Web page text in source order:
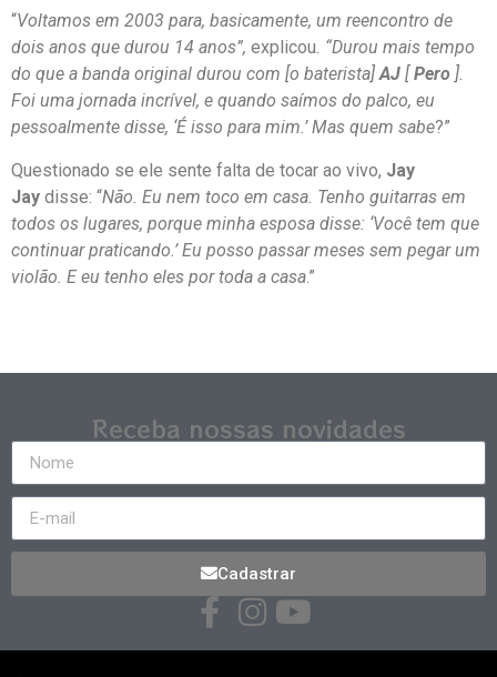
“Voltamos em 2003 para, basicamente, um reencontro de
dois anos que durou 14 anos”, explicou. “Durou mais tempo
do que a banda original durou com [o baterista]AJ [ Pero ].
Foi uma jornada incrível, e quando saímos do palco, eu
pessoalmente disse, ‘É isso para mim.’ Mas quem sabe?”
Questionado se ele sente falta de tocar ao vivo, Jay
Jay disse: “Não. Eu nem toco em casa. Tenho guitarras em
todos os lugares, porque minha esposa disse: ‘Você tem que
continuar praticando.’ Eu posso passar meses sem pegar um
violão. E eu tenho eles por toda a casa.”
Receba nossas novidades
Cadastrar